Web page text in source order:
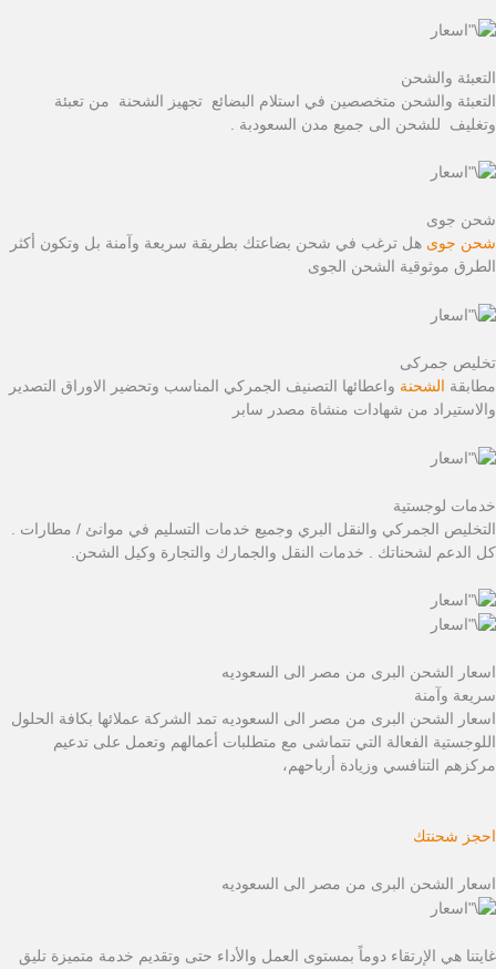
التعبئة والشحن
التعبئة والشحن متخصصين في استلام البضائع تجهيز الشحنة من تعبئة
وتغليف للشحن الى جميع مدن السعودبة .
شحن جوى
شحن جوى هل ترغب في شحن بضاعتك بطريقة سريعة وآمنة بل وتكون أكثر
الطرق موثوقية الشحن الجوى
تخليص جمركى
مطابقة الشحنة واعطائها التصنيف الجمركي المناسب وتحضير الاوراق التصدير
والاستيراد من شهادات منشاة مصدر سابر
خدمات لوجستية
التخليص الجمركي والنقل البري وجميع خدمات التسليم في موانئ / مطارات .
كل الدعم لشحناتك . خدمات النقل والجمارك والتجارة وكيل الشحن.
اسعار الشحن البرى من مصر الى السعوديه
سريعة وآمنة
اسعار الشحن البرى من مصر الى السعوديه تمد الشركة عملائها بكافة الحلول
اللوجستية الفعالة التي تتماشى مع متطلبات أعمالهم وتعمل على تدعيم
مركزهم التنافسي وزيادة أرباحهم،
احجز شحنتك
اسعار الشحن البرى من مصر الى السعوديه
غايتنا هي الإرتقاء دوماً بمستوى العمل والأداء حتى وتقديم خدمة متميزة تليق